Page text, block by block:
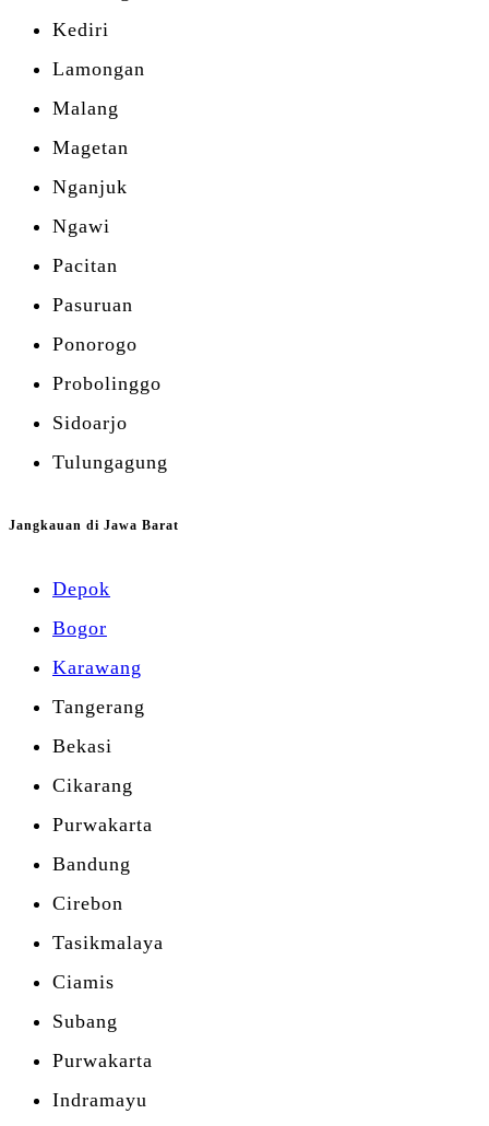
Kediri
Lamongan
Malang
Magetan
Nganjuk
Ngawi
Pacitan
Pasuruan
Ponorogo
Probolinggo
Sidoarjo
Tulungagung
Jangkauan di Jawa Barat
Depok
Bogor
Karawang
Tangerang
Bekasi
Cikarang
Purwakarta
Bandung
Cirebon
Tasikmalaya
Ciamis
Subang
Purwakarta
Indramayu